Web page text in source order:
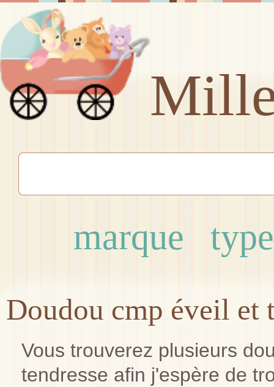
marque type
Doudou cmp éveil et
Vous trouverez plusieurs
tendresse afin j'espère de